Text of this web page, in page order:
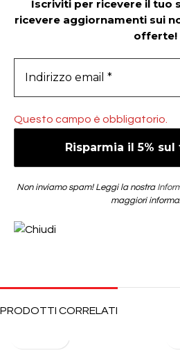
Iscriviti per ricevere il tuo
ricevere aggiornamenti sui
offerte!
Questo campo è obbligatorio.
Non inviamo spam! Leggi la nostra
maggiori
PRODOTTI CORRELATI